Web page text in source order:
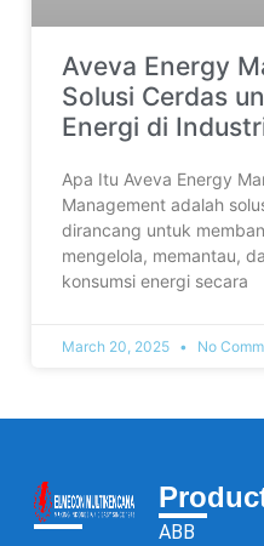
Aveva Energy
Solusi Cerdas
Energi di
Apa Itu Aveva Energy
Management adalah
dirancang untuk
mengelola, memantau,
konsumsi energi secara
March 20, 2025 No
ABB